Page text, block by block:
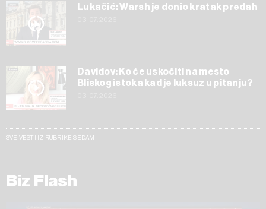
Lukačić: Warsh je donio kratak predah
Davidov: Ko će uskočiti na mesto
Bliskog istoka kad je luksuz u pitanju?
SVE VESTI IZ RUBRIKE SEDAM
Biz Flash